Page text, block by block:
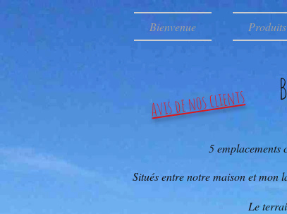
Bienvenue
Avis de nos clients
5 emplacements
Situés entre notre maison et
Le